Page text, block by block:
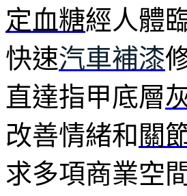
定血糖經人體
快速汽車補漆
直達指甲底層
改善情緒和 關
求多項商業空